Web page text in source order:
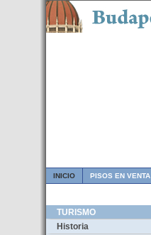
INICIO PISOS EN VENTA
TURISMO
Historia